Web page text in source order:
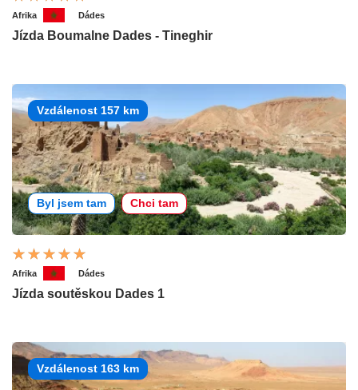
Afrika Dádes
Jízda Boumalne Dades - Tineghir
Vzdálenost 157 km
Byl jsem tam Chci tam
Afrika Dádes
Jízda soutěskou Dades 1
Vzdálenost 163 km